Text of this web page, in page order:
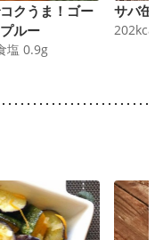
クうま！ゴー
ルー
塩 0.9g
サバ缶
202kcal